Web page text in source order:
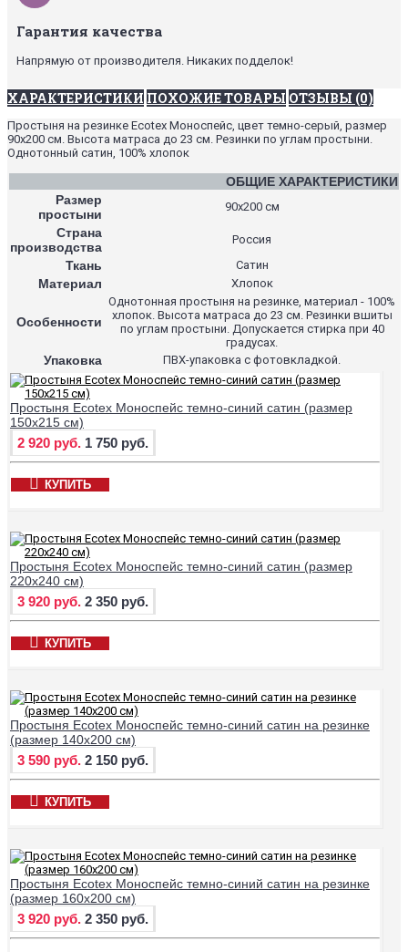
Гарантия качества
Напрямую от производителя. Никаких подделок!
ХАРАКТЕРИСТИКИ ПОХОЖИЕ ТОВАРЫ ОТЗЫВЫ (0)
Простыня на резинке Ecotex Моноспейс, цвет темно-серый, размер
90х200 см. Высота матраса до 23 см. Резинки по углам простыни.
Однотонный сатин, 100% хлопок
ОБЩИЕ ХАРАКТЕРИСТИКИ
Размер
простыни
90х200 см
Страна
производства
Россия
Ткань Сатин
Материал Хлопок
Особенности
Однотонная простыня на резинке, материал - 100%
хлопок. Высота матраса до 23 см. Резинки вшиты
по углам простыни. Допускается стирка при 40
градусах.
Упаковка ПВХ-упаковка с фотовкладкой.
Простыня Ecotex Моноспейс темно-синий сатин (размер
150х215 см)
2 920 руб. 1 750 руб.
КУПИТЬ
Простыня Ecotex Моноспейс темно-синий сатин (размер
220х240 см)
3 920 руб. 2 350 руб.
КУПИТЬ
Простыня Ecotex Моноспейс темно-синий сатин на резинке
(размер 140х200 см)
3 590 руб. 2 150 руб.
КУПИТЬ
Простыня Ecotex Моноспейс темно-синий сатин на резинке
(размер 160х200 см)
3 920 руб. 2 350 руб.